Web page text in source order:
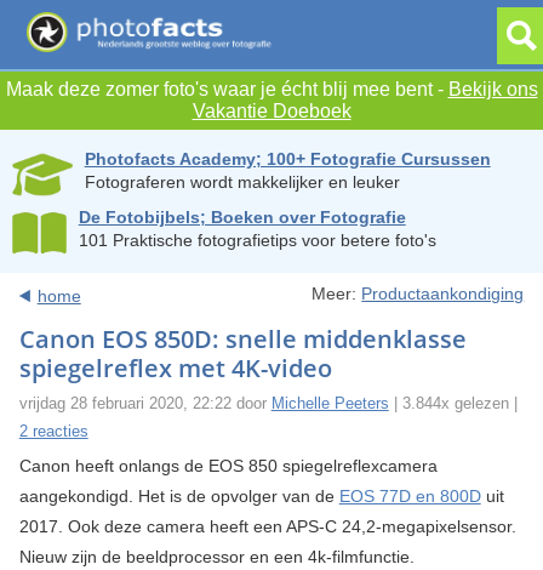
Maak deze zomer foto's waar je écht blij mee bent - Bekijk ons
Vakantie Doeboek
Photofacts Academy; 100+ Fotografie Cursussen
Fotograferen wordt makkelijker en leuker
De Fotobijbels; Boeken over Fotografie
101 Praktische fotografietips voor betere foto's
home Meer: Productaankondiging
Canon EOS 850D: snelle middenklasse
spiegelreflex met 4K-video
vrijdag 28 februari 2020, 22:22 door Michelle Peeters | 3.844x gelezen |
2 reacties
Canon heeft onlangs de EOS 850 spiegelreflexcamera
aangekondigd. Het is de opvolger van de EOS 77D en 800Duit
2017. Ook deze camera heeft een APS-C 24,2-megapixelsensor.
Nieuw zijn de beeldprocessor en een 4k-filmfunctie.